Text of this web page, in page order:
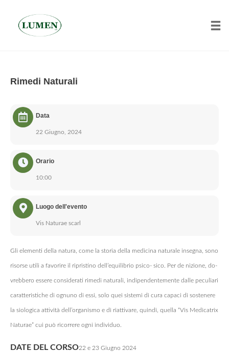
content
Rimedi Naturali
Data
22 Giugno, 2024
Orario
10:00
Luogo dell'evento
Vis Naturae scarl
Gli elementi della natura, come la storia della medicina naturale insegna, sono
risorse utili a favorire il ripristino dell’equilibrio psico- sico. Per de nizione, do-
vrebbero essere considerati rimedi naturali, indipendentemente dalle peculiari
caratteristiche di ognuno di essi, solo quei sistemi di cura capaci di sostenere
la siologica attività dell’organismo e di riattivare, quindi, quella “Vis Medicatrix
Naturae” cui può ricorrere ogni individuo.
DATE DEL CORSO22 e 23 Giugno 2024